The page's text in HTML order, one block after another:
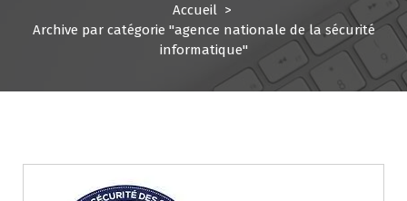
Accueil>
Archive par catégorie "agence nationale de la sécurité
informatique"